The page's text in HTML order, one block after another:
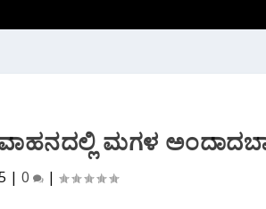
ಮಗಳ
|0 |